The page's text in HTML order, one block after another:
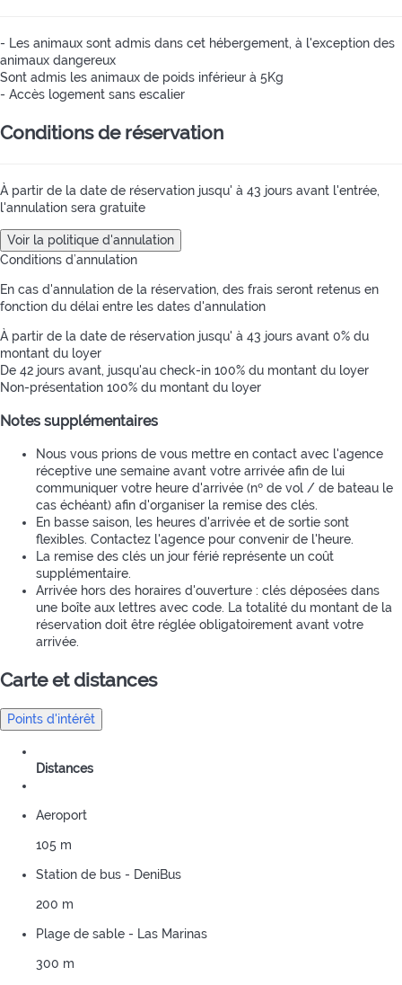
- Les animaux sont admis dans cet hébergement, à l'exception des
animaux dangereux
Sont admis les animaux de poids inférieur à 5Kg
- Accès logement sans escalier
Conditions de réservation
À partir de la date de réservation jusqu' à 43 jours avant l'entrée,
l'annulation sera gratuite
Voir la politique d'annulation
Conditions d’annulation
En cas d'annulation de la réservation, des frais seront retenus en
fonction du délai entre les dates d'annulation
À partir de la date de réservation jusqu' à 43 jours avant 0% du
montant du loyer
De 42 jours avant, jusqu'au check-in 100% du montant du loyer
Non-présentation 100% du montant du loyer
Notes supplémentaires
Nous vous prions de vous mettre en contact avec l'agence
réceptive une semaine avant votre arrivée afin de lui
communiquer votre heure d'arrivée (nº de vol / de bateau le
cas échéant) afin d'organiser la remise des clés.
En basse saison, les heures d'arrivée et de sortie sont
flexibles. Contactez l'agence pour convenir de l'heure.
La remise des clés un jour férié représente un coût
supplémentaire.
Arrivée hors des horaires d'ouverture : clés déposées dans
une boîte aux lettres avec code. La totalité du montant de la
réservation doit être réglée obligatoirement avant votre
arrivée.
Carte et distances
Points d'intérêt
Distances
Aeroport
105 m
Station de bus - DeniBus
200 m
Plage de sable - Las Marinas
300 m